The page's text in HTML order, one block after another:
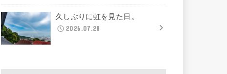
久しぶりに虹を見た日。
2026.07.28